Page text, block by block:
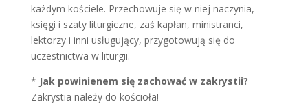
każdym kościele. Przechowuje się w niej naczynia,
księgi i szaty liturgiczne, zaś kapłan, ministranci,
lektorzy i inni usługujący, przygotowują się do
uczestnictwa w liturgii.
* Jak powinienem się zachować w zakrystii?
Zakrystia należy do kościoła!